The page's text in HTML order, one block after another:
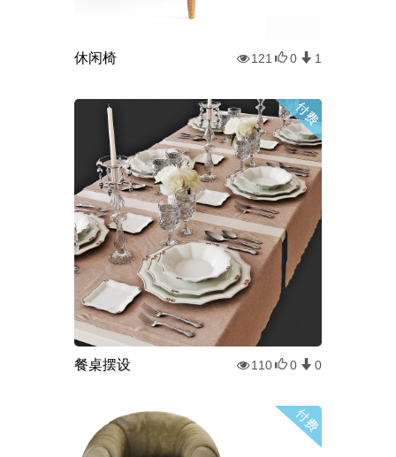
休闲椅 121 0 1
餐桌摆设 110 0 0